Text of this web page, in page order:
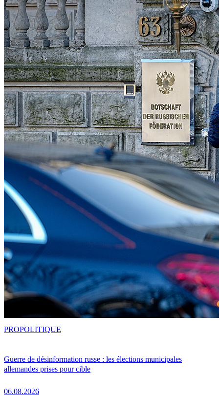
Guerre de désinformation russe : les élections municipales
allemandes prises pour cible
06.08.2026
PROPOLITIQUE